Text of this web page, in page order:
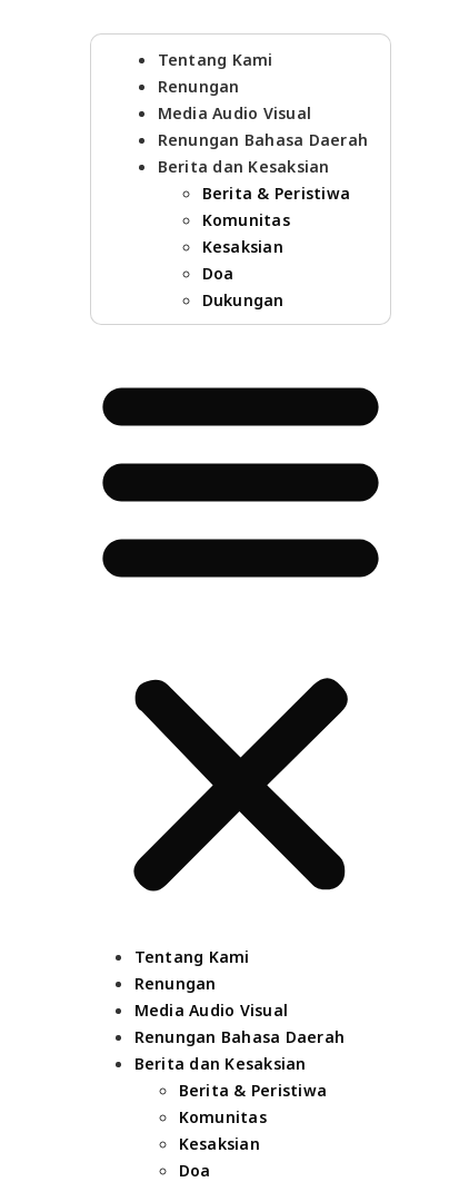
Tentang Kami
Renungan
Media Audio Visual
Renungan Bahasa Daerah
Berita dan Kesaksian
Berita & Peristiwa
Komunitas
Kesaksian
Doa
Dukungan
Tentang Kami
Renungan
Media Audio Visual
Renungan Bahasa Daerah
Berita dan Kesaksian
Berita & Peristiwa
Komunitas
Kesaksian
Doa